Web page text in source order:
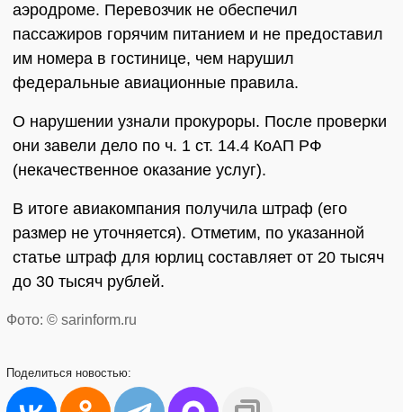
аэродроме. Перевозчик не обеспечил
пассажиров горячим питанием и не предоставил
им номера в гостинице, чем нарушил
федеральные авиационные правила.
О нарушении узнали прокуроры. После проверки
они завели дело по ч. 1 ст. 14.4 КоАП РФ
(некачественное оказание услуг).
В итоге авиакомпания получила штраф (его
размер не уточняется). Отметим, по указанной
статье штраф для юрлиц составляет от 20 тысяч
до 30 тысяч рублей.
Фото: © sarinform.ru
Поделиться новостью: